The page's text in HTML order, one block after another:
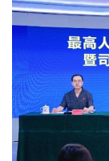
美媒:多场景低
上半年机械工
6.5%
“零关税”实施